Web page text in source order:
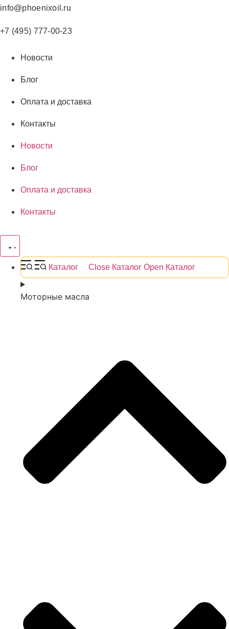
Перейти
содержимому
info@phoenixoil.ru
+7 (495) 777-00-23
Новости
Блог
Оплата и доставка
Контакты
Новости
Блог
Оплата и доставка
Контакты
Каталог Close Каталог Open Каталог
Моторные масла